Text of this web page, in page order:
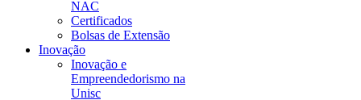
NAC
Certificados
Bolsas de Extensão
Inovação
Inovação e
Empreendedorismo na
Unisc